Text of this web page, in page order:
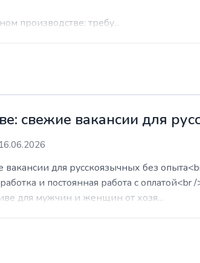
производстве: требу...
свежие вакансии для
для русскоязычных без
и постоянная работа с оплатой<br /
для мужчин и женщин от хозя...